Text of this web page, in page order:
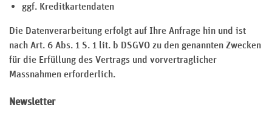
ggf. Kreditkartendaten
Die Datenverarbeitung erfolgt auf Ihre Anfrage hin und ist
nach Art. 6 Abs. 1 S. 1 lit. b DSGVO zu den genannten Zwecken
für die Erfüllung des Vertrags und vorvertraglicher
Massnahmen erforderlich.
Newsletter